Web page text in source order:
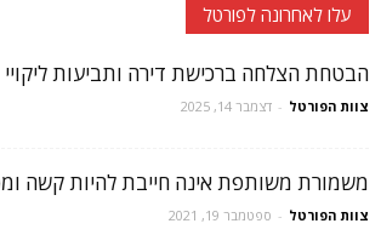
עלו לאחרונה לפורטל
הבטחת הצלחה ברכישת דירה ותביעות ליקויי
צוות הפורטל - דצמבר 14, 2025
משמורת משותפת אינה חייבת להיות קשה
צוות הפורטל - ספטמבר 19, 2021